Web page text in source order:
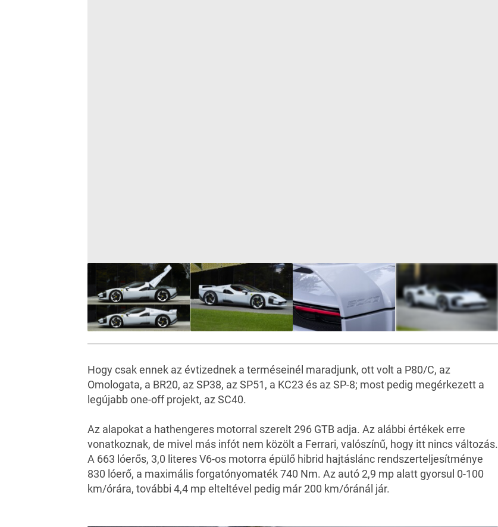
Hogy csak ennek az évtizednek a terméseinél maradjunk, ott volt a P80/C, az
Omologata, a BR20, azSP38, azSP51, a KC23 és azSP-8; most pedig megérkezett a
legújabb one-off projekt, az SC40.
Az alapokat a hathengeres motorral szerelt 296 GTB adja. Az alábbi értékek erre
vonatkoznak, de mivel más infót nem közölt a Ferrari, valószínű, hogy itt nincs változás.
A 663 lóerős, 3,0 literes V6-os motorra épülő hibrid hajtáslánc rendszerteljesítménye
830 lóerő, a maximális forgatónyomaték 740 Nm. Az autó 2,9 mp alatt gyorsul 0-100
km/órára, további 4,4 mp elteltével pedig már 200 km/óránál jár.